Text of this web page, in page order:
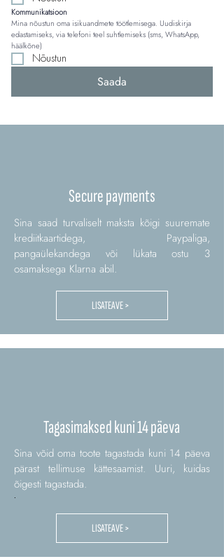
Kommunikatsioon
Mina nõustun oma isikuandmete töötlemisega. Uudiskirja
edastamiseks, via telefoni teel suhtlemiseks (sms, WhatsApp,
häälkõne)
Nõustun
Saada
Secure payments
Sina saad turvaliselt maksta kõigi suuremate
krediitkaartidega, Paypaliga,
pangaülekandega või lükata ostu 3
osamaksega Klarna abil.
LISATEAVE >
Tagasimaksed kuni 14 päeva
Sina võid oma toote tagastada kuni 14 päeva
pärast tellimuse kättesaamist. Uuri, kuidas
õigesti tagastada.
LISATEAVE >